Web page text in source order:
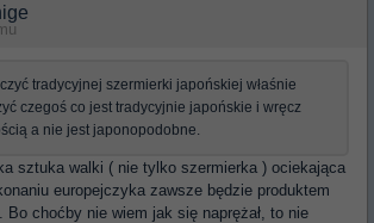
tradycyjnej szermierki japońskiej właśnie
czegoś co jest tradycyjnie japońskie i wręcz
a nie jest japonopodobne.
sztuka walki ( nie tylko szermierka ) ociekająca
europejczyka zawsze będzie produktem
Bo choćby nie wiem jak się naprężał, to nie